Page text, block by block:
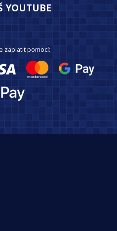
YOUTUBE
zaplatit pomocí: